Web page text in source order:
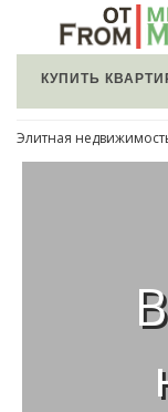
КУПИТЬ
Элитная